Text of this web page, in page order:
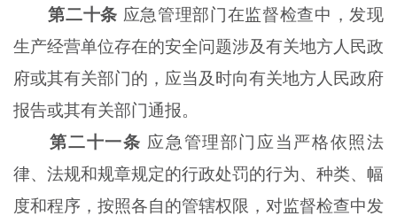
第二十条 应急管理部门在监督检查中，发现
生产经营单位存在的安全问题涉及有关地方人民政
府或其有关部门的，应当及时向有关地方人民政府
报告或其有关部门通报。
第二十一条 应急管理部门应当严格依照法
律、法规和规章规定的行政处罚的行为、种类、幅
度和程序，按照各自的管辖权限，对监督检查中发